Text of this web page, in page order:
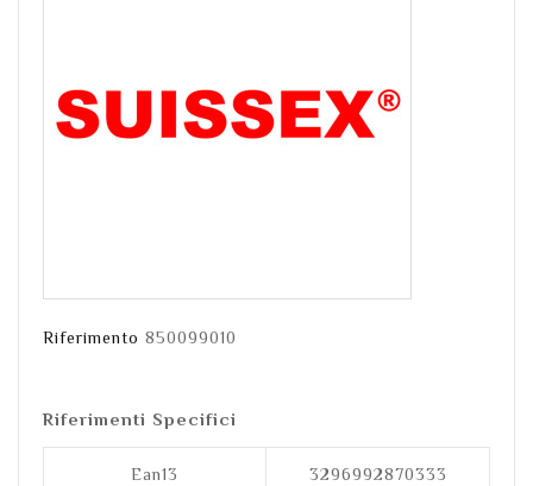
Riferimento 850099010
Riferimenti Specifici
Ean13 3296992870333